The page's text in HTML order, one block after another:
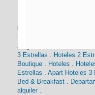
Información general:
Distancias
Alojamiento:
3 Estrellas
Hoteles 2
Boutique
Hoteles
Estrellas
Apart Hoteles 3
Bed & Breakfast
alquiler